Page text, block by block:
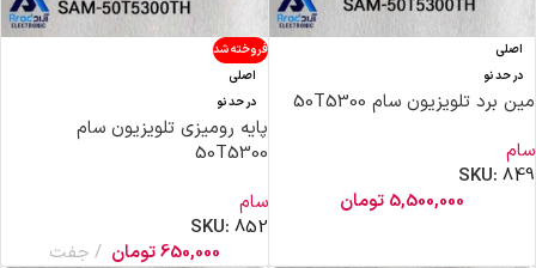
اصلی
در حد نو
مین برد تلویزیون سام 50T5300
سام
SKU: 849
5,500,000 تومان
فروخته شد
اصلی
در حد نو
پایه رومیزی تلویزیون سام
50T5300
سام
SKU: 852
650,000تومان جفت